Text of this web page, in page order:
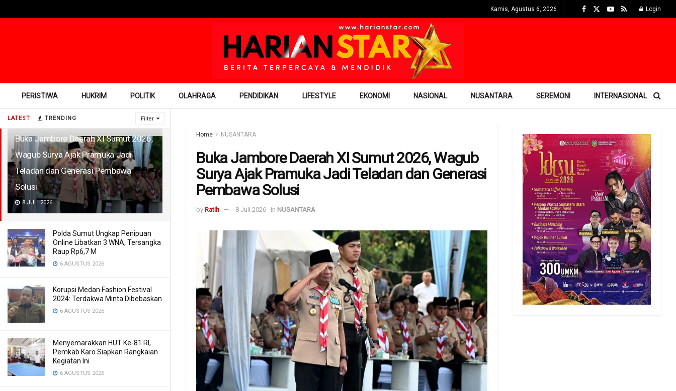
LATEST TRENDING Filter
Buka Jambore Daerah XI Sumut 2026,
Wagub Surya Ajak Pramuka Jadi
Teladan dan Generasi Pembawa
Solusi
8 JULI 2026
Polda Sumut Ungkap Penipuan
Online Libatkan 3 WNA, Tersangka
Raup Rp6,7 M
6 AGUSTUS 2026
Korupsi Medan Fashion Festival
2024: Terdakwa Minta Dibebaskan
6 AGUSTUS 2026
Menyemarakkan HUT Ke-81 RI,
Pemkab Karo Siapkan Rangkaian
Kegiatan Ini
6 AGUSTUS 2026
Kamis, Agustus 6, 2026 Login
PERISTIWA HUKRIM POLITIK OLAHRAGA PENDIDIKAN LIFESTYLE EKONOMI NASIONAL NUSANTARA SEREMONI INTERNASIONAL
Home NUSANTARA
Buka Jambore Daerah XI Sumut 2026, Wagub
Surya Ajak Pramuka Jadi Teladan dan Generasi
Pembawa Solusi
by Ratih 8 Juli 2026 in NUSANTARA